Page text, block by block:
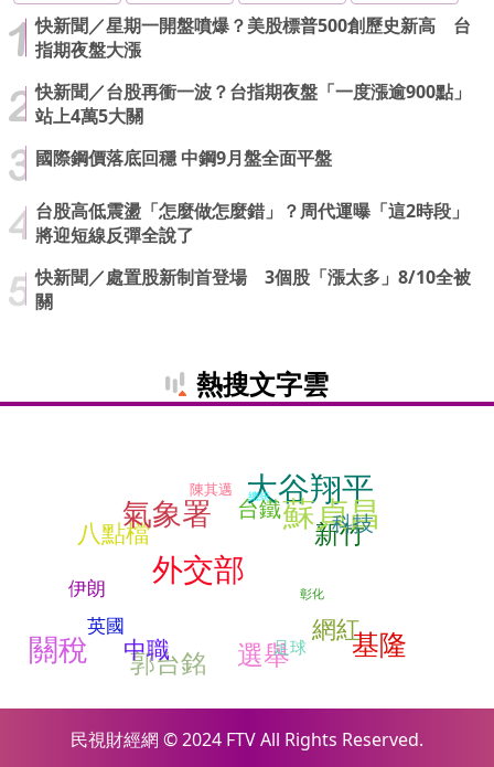
快新聞／星期一開盤噴爆？美股標普500創歷史新高 台
指期夜盤大漲
快新聞／台股再衝一波？台指期夜盤「一度漲逾900點」
站上4萬5大關
國際鋼價落底回穩 中鋼9月盤全面平盤
台股高低震盪「怎麼做怎麼錯」？周代運曝「這2時段」
將迎短線反彈全說了
快新聞／處置股新制首登場 3個股「漲太多」8/10全被
關
熱搜文字雲
網紅
伊朗
郭台銘
新竹
英國
大谷翔平
總統
選舉足球
蘇貞昌
中職
台鐵
陳其邁
關稅
彰化
科技
八點檔
外交部
氣象署
基隆
民視財經網 © 2024 FTV All Rights Reserved.